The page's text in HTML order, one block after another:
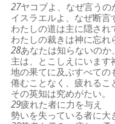
27ヤコブよ、なぜ言うの
イスラエルよ、なぜ断言
わたしの道は主に隠され
わたしの裁きは神に忘れ
28あなたは知らないのか
主は、とこしえにいます
地の果てに及ぶすべての
倦むことなく、疲れるこ
その英知は究めがたい。
29疲れた者に力を与え
勢いを失っている者に大